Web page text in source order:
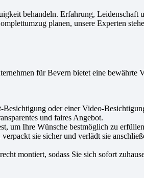
behandeln. Erfahrung, Leidenschaft
planen, unsere Experten
für Bevern bietet eine
oder einer Video-
und faires Angebot.
um Ihre Wünsche bestmöglich zu
sie sicher und verlädt sie
montiert, sodass Sie sich sofort